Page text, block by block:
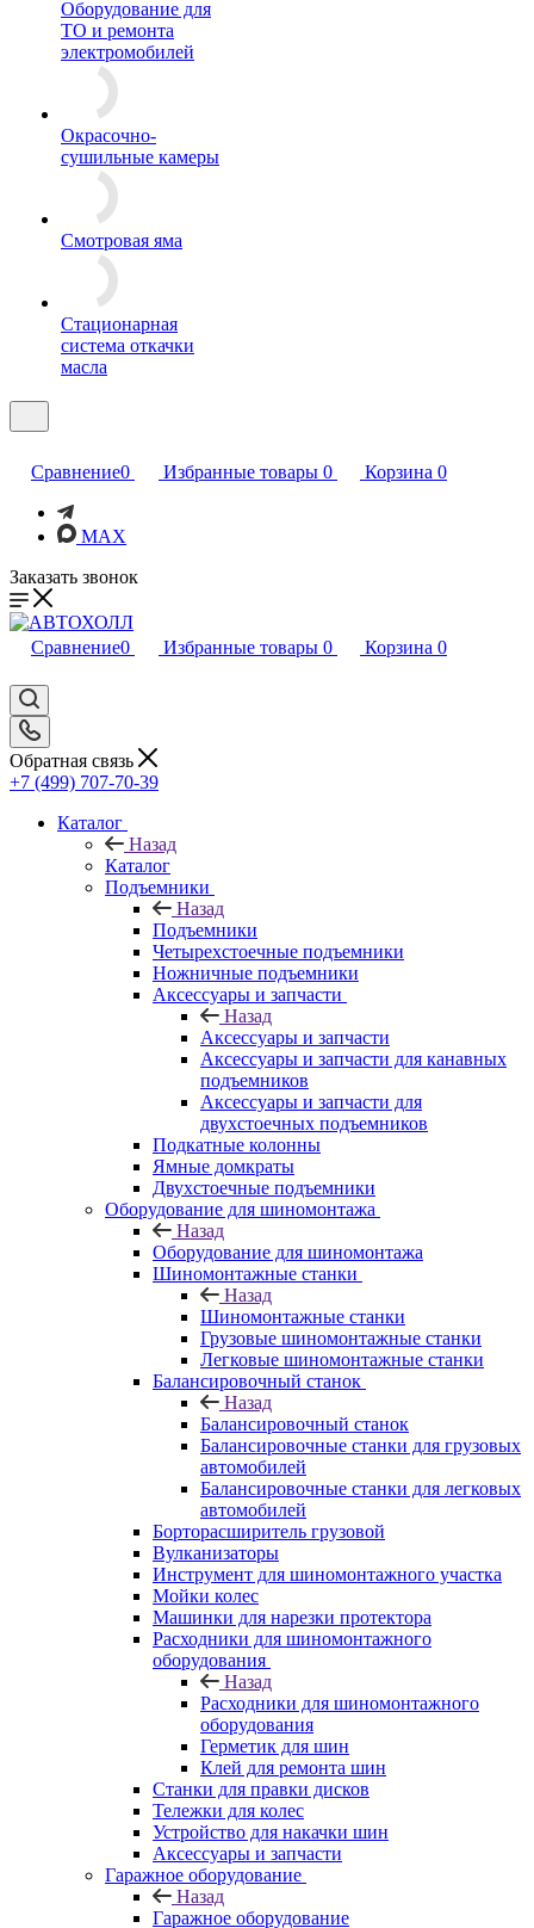
Оборудование для
ТО и ремонта
электромобилей
Окрасочно-
сушильные камеры
Смотровая яма
Стационарная
система откачки
масла
Сравнение0 Избранные товары 0 Корзина 0
MAX
Заказать звонок
Сравнение0 Избранные товары 0 Корзина 0
Обратная связь
+7 (499) 707-70-39
Каталог
Назад
Каталог
Подъемники
Назад
Подъемники
Четырехстоечные подъемники
Ножничные подъемники
Аксессуары и запчасти
Назад
Аксессуары и запчасти
Аксессуары и запчасти для канавных
подъемников
Аксессуары и запчасти для
двухстоечных подъемников
Подкатные колонны
Ямные домкраты
Двухстоечные подъемники
Оборудование для шиномонтажа
Назад
Оборудование для шиномонтажа
Шиномонтажные станки
Назад
Шиномонтажные станки
Грузовые шиномонтажные станки
Легковые шиномонтажные станки
Балансировочный станок
Назад
Балансировочный станок
Балансировочные станки для грузовых
автомобилей
Балансировочные станки для легковых
автомобилей
Борторасширитель грузовой
Вулканизаторы
Инструмент для шиномонтажного участка
Мойки колес
Машинки для нарезки протектора
Расходники для шиномонтажного
оборудования
Назад
Расходники для шиномонтажного
оборудования
Герметик для шин
Клей для ремонта шин
Станки для правки дисков
Тележки для колес
Устройство для накачки шин
Аксессуары и запчасти
Гаражное оборудование
Назад
Гаражное оборудование